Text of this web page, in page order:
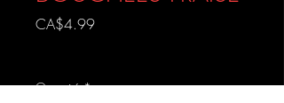
CA$4.99Prix
Quantité *